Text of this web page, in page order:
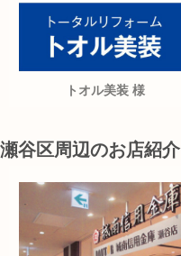
トオル美装 様
瀬谷区周辺のお店紹介